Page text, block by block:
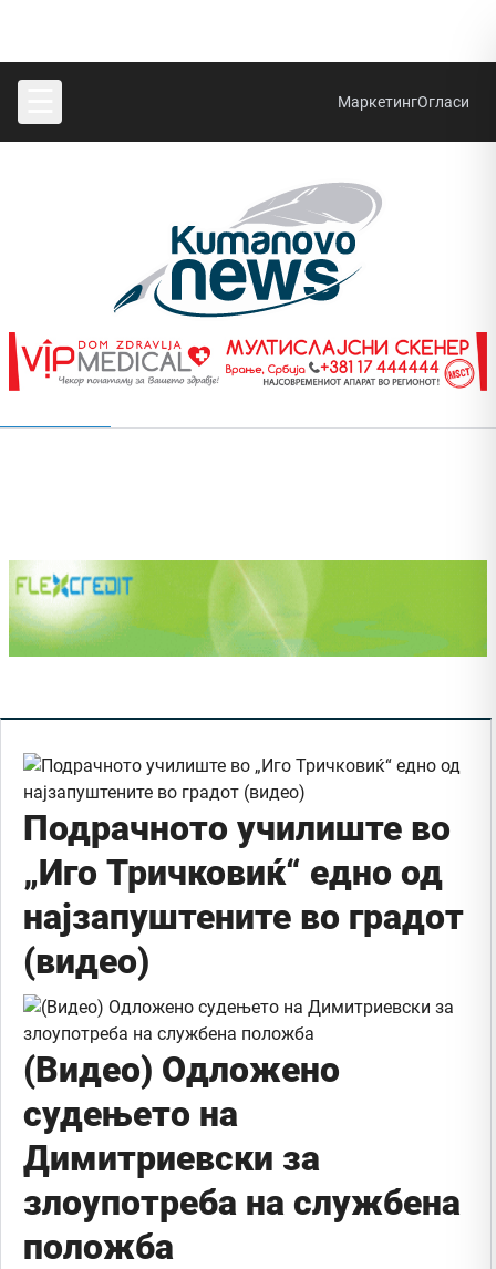
МаркетингОгласи
Подрачното училиште во
„Иго Тричковиќ“ едно од
најзапуштените во градот
(видео)
(Видео) Одложено
судењето на
Димитриевски за
злоупотреба на службена
положба